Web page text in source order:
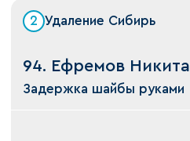
2 Удаление Сибирь
94. Ефремов Никита
Задержка шайбы руками